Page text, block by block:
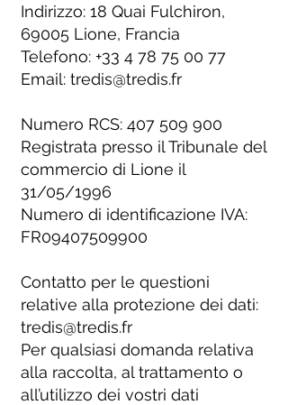
Indirizzo: 18 Quai Fulchiron,
69005 Lione, Francia
Telefono: +33 4 78 75 00 77
Email: tredis@tredis.fr
Numero RCS: 407 509 900
Registrata presso il Tribunale del
commercio di Lione il
31/05/1996
Numero di identificazione IVA:
FR09407509900
Contatto per le questioni
relative alla protezione dei dati:
tredis@tredis.fr
Per qualsiasi domanda relativa
alla raccolta, al trattamento o
all’utilizzo dei vostri dati